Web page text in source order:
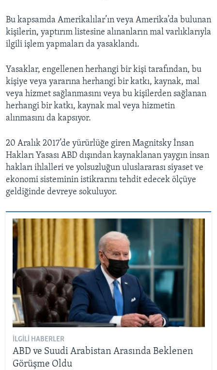
Bu kapsamda Amerikalılar’ın veya Amerika’da bulunan
kişilerin, yaptırım listesine alınanların mal varlıklarıyla
ilgili işlem yapmaları da yasaklandı.
Yasaklar, engellenen herhangi bir kişi tarafından, bu
kişiye veya yararına herhangi bir katkı, kaynak, mal
veya hizmet sağlanmasını veya bu kişilerden sağlanan
herhangi bir katkı, kaynak mal veya hizmetin
alınmasını da kapsıyor.
20 Aralık 2017’de yürürlüğe giren Magnitsky İnsan
Hakları Yasası ABD dışından kaynaklanan yaygın insan
hakları ihlalleri ve yolsuzluğun uluslararası siyaset ve
ekonomi sisteminin istikrarını tehdit edecek ölçüye
geldiğinde devreye sokuluyor.
İLGILI HABERLER
ABD ve Suudi Arabistan Arasında Beklenen
Görüşme Oldu